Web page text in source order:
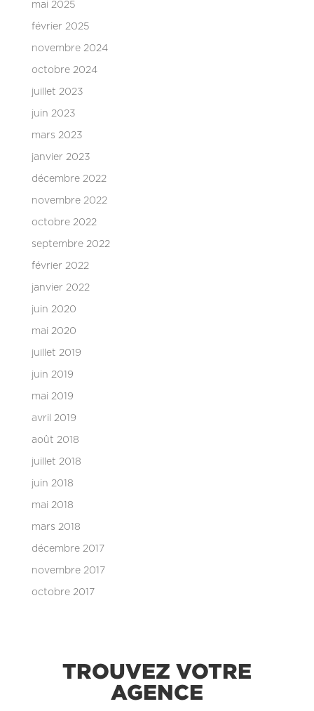
mai 2025
février 2025
novembre 2024
octobre 2024
juillet 2023
juin 2023
mars 2023
janvier 2023
décembre 2022
novembre 2022
octobre 2022
septembre 2022
février 2022
janvier 2022
juin 2020
mai 2020
juillet 2019
juin 2019
mai 2019
avril 2019
août 2018
juillet 2018
juin 2018
mai 2018
mars 2018
décembre 2017
novembre 2017
octobre 2017
TROUVEZ VOTRE
AGENCE